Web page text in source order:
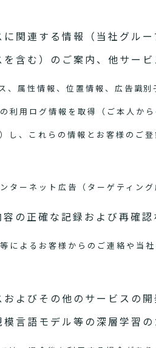
関連する情報（当社グル
含む）のご案内、他サー
属性情報、位置情報、広告識
利用ログ情報を取得（ご本人か
し、これらの情報とお客様のご
ターネット広告（ターゲティン
の正確な記録および再確
によるお客様からのご連絡や当
よびその他のサービスの
言語モデル等の深層学習の